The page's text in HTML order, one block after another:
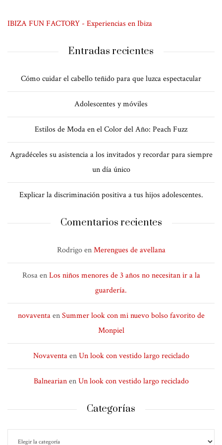
IBIZA FUN FACTORY - Experiencias en Ibiza
Entradas recientes
Cómo cuidar el cabello teñido para que luzca espectacular
Adolescentes y móviles
Estilos de Moda en el Color del Año: Peach Fuzz
Agradéceles su asistencia a los invitados y recordar para siempre
un día único
Explicar la discriminación positiva a tus hijos adolescentes.
Comentarios recientes
RodrigoenMerengues de avellana
RosaenLos niños menores de 3 años no necesitan ir a la
guardería.
novaventaenSummer look con mi nuevo bolso favorito de
Monpiel
NovaventaenUn look con vestido largo reciclado
BalnearianenUn look con vestido largo reciclado
Categorías